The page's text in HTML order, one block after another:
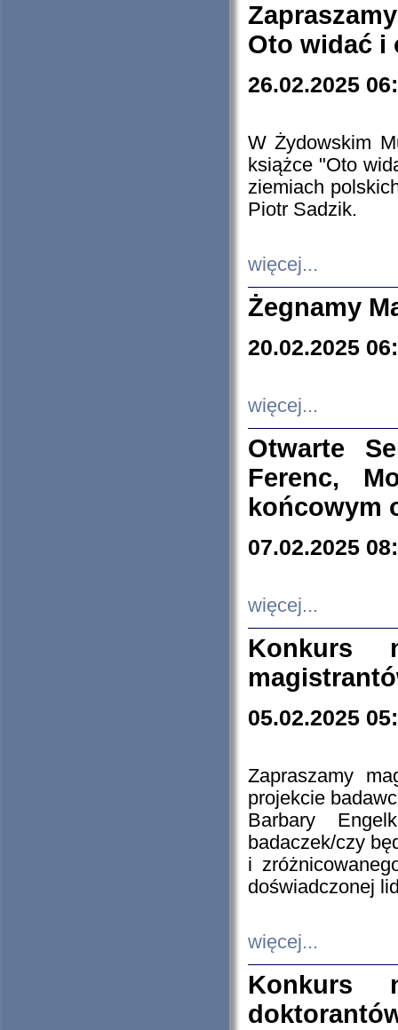
Oto widać i
26.02.2025
W Żydowskim
książce "Oto
ziemiach
Piotr Sadzik.
więcej...
Żegnamy
20.02.2025
więcej...
Otwarte
Ferenc,
końcowym
07.02.2025
więcej...
Konkurs
05.02.2025
Zapraszamy
projekcie
Barbary
badaczek/czy
i
doświadczonej
więcej...
Konkurs